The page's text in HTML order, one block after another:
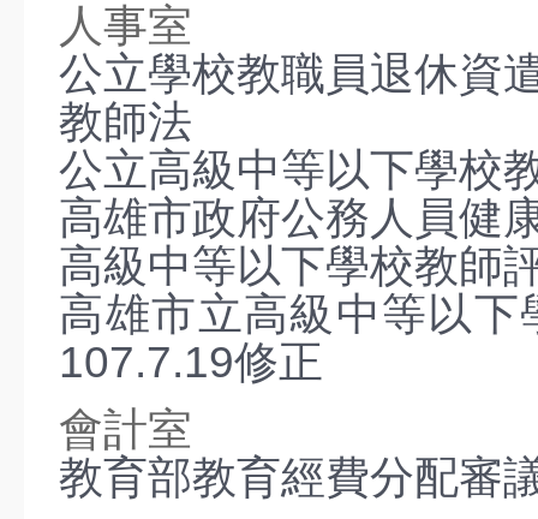
人事室
公立學校教職員退休資
教師法
公立高級中等以下學校
高雄市政府公務人員健
高級中等以下學校教師
高雄市立高級中等以
107.7.19修正
會計室
教育部教育經費分配審